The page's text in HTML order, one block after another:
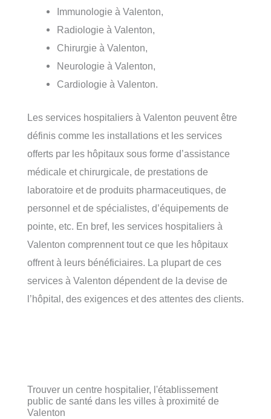
Immunologie à Valenton,
Radiologie à Valenton,
Chirurgie à Valenton,
Neurologie à Valenton,
Cardiologie à Valenton.
Les services hospitaliers à Valenton peuvent être
définis comme les installations et les services
offerts par les hôpitaux sous forme d’assistance
médicale et chirurgicale, de prestations de
laboratoire et de produits pharmaceutiques, de
personnel et de spécialistes, d’équipements de
pointe, etc. En bref, les services hospitaliers à
Valenton comprennent tout ce que les hôpitaux
offrent à leurs bénéficiaires. La plupart de ces
services à Valenton dépendent de la devise de
l’hôpital, des exigences et des attentes des clients.
Trouver un centre hospitalier, l'établissement
public de santé dans les villes à proximité de
Valenton